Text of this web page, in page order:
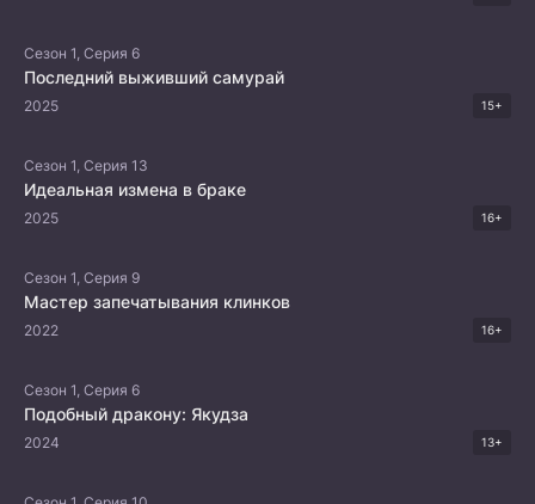
Сезон 1, Серия 6
Последний выживший самурай
2025 15+
Сезон 1, Серия 13
Идеальная измена в браке
2025 16+
Сезон 1, Серия 9
Мастер запечатывания клинков
2022 16+
Сезон 1, Серия 6
Подобный дракону: Якудза
2024 13+